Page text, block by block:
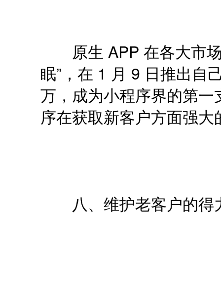
原生 APP 在各大市场
眠”，在 1 月 9 日推出自
万，成为小程序界的第
序在获取新客户方面强大
八、维护老客户的得